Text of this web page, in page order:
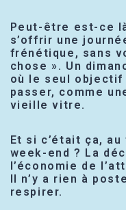
Peut-être est-ce
s’offrir une
frénétique, sans
chose ». Un
où le seul
passer, comme
vieille vitre.
Et si c’était ça,
week-end ? La
l’économie de
Il n’y a rien à
respirer.